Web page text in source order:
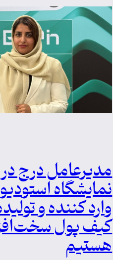
مدیرعامل درج در
وارد کننده و
کیف پول
هستیم